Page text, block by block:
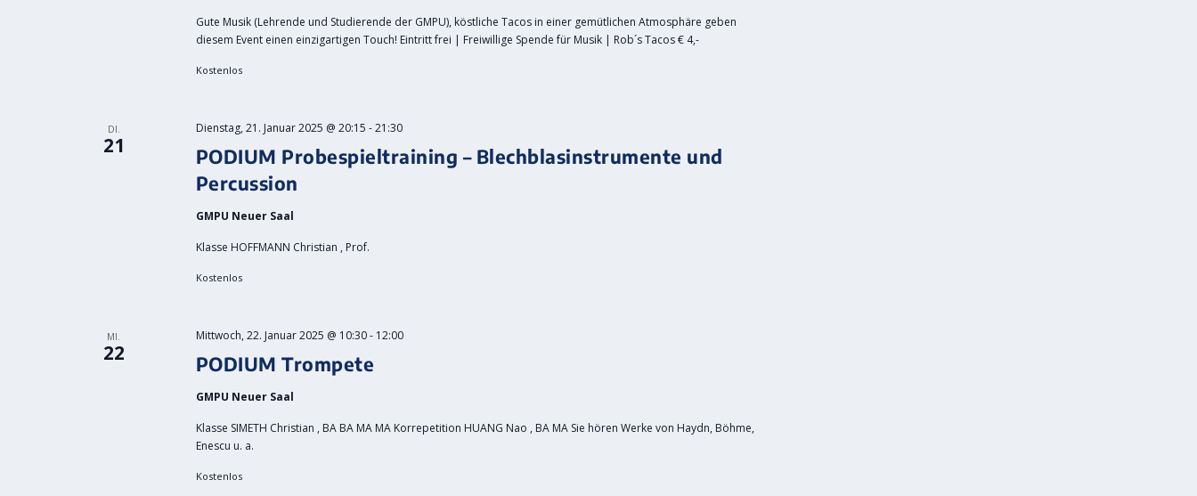
Gute Musik (Lehrende und Studierende der GMPU), köstliche Tacos in einer gemütlichen Atmosphäre geben
diesem Event einen einzigartigen Touch! Eintritt frei | Freiwillige Spende für Musik | Rob´s Tacos € 4,-
Kostenlos
DI.
21
PODIUM Probespieltraining – Blechblasinstrumente und
Percussion
Dienstag, 21. Januar 2025 @ 20:15 -21:30
GMPU Neuer Saal
Klasse HOFFMANN Christian , Prof.
Kostenlos
MI.
22 PODIUM Trompete
Mittwoch, 22. Januar 2025 @ 10:30- 12:00
GMPU Neuer Saal
Klasse SIMETH Christian , BA BA MA MA Korrepetition HUANG Nao , BA MA Sie hören Werke von Haydn, Böhme,
Enescu u. a.
Kostenlos